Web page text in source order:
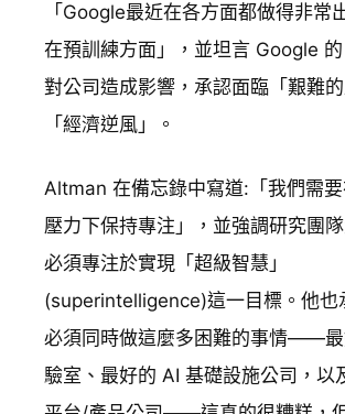
「Google最近在各方面都做得非常
在預訓練方面」，並坦言 Google
對公司造成影響，承認面臨「艱難
「經濟逆風」。
Altman 在備忘錄中寫道:「我們需
壓力下保持專注」，並強調研究團
必須專注於實現「超級智慧」
(superintelligence)這一目標。他也
必須同時做這麼多困難的事情——
驗室、最好的 AI 基礎設施公司，以